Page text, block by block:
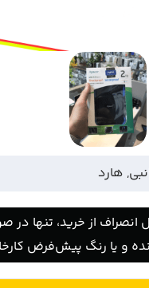
, هارد
انصراف از خرید، تنها
و یا رنگ پیش‌فرض